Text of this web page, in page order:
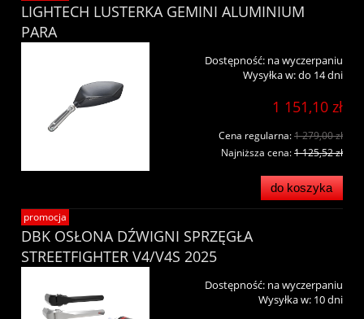
LIGHTECH LUSTERKA GEMINI ALUMINIUM
PARA
Dostępność: na wyczerpaniu
Wysyłka w:do 14 dni
1 151,10 zł
Cena regularna:1 279,00 zł
Najniższa cena:1 125,52 zł
do koszyka
DBK OSŁONA DŹWIGNI SPRZĘGŁA
STREETFIGHTER V4/V4S 2025
Dostępność: na wyczerpaniu
Wysyłka w: 10 dni
promocja